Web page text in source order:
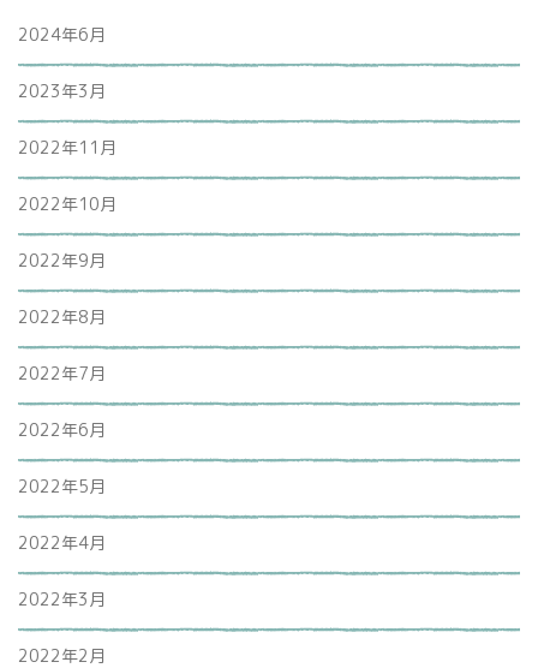
2024年6月
2023年3月
2022年11月
2022年10月
2022年9月
2022年8月
2022年7月
2022年6月
2022年5月
2022年4月
2022年3月
2022年2月